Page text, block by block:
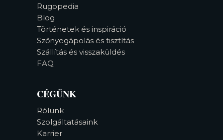
Rugopedia
Blog
Történetek és inspiráció
Szőnyegápolás és tisztítás
Szállítás és visszaküldés
FAQ
CÉGÜNK
Rólunk
Szolgáltatásaink
Karrier